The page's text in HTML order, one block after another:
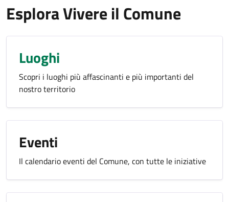
Esplora Vivere il Comune
Luoghi
Scopri i luoghi più affascinanti e più importanti del
nostro territorio
Eventi
Il calendario eventi del Comune, con tutte le iniziative